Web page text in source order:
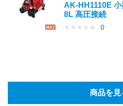
AK-HH1110E
8L 高圧接続
★ ★ ★ ★ ★ 0
商品を見